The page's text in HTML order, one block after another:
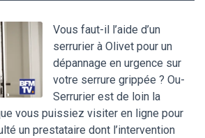
Vous faut-il l’aide d’un
serrurier à Olivet pour un
dépannage en urgence sur
votre serrure grippée ? Ou-
Serrurier est de loin la
vous puissiez visiter en ligne pour
un prestataire dont l’intervention